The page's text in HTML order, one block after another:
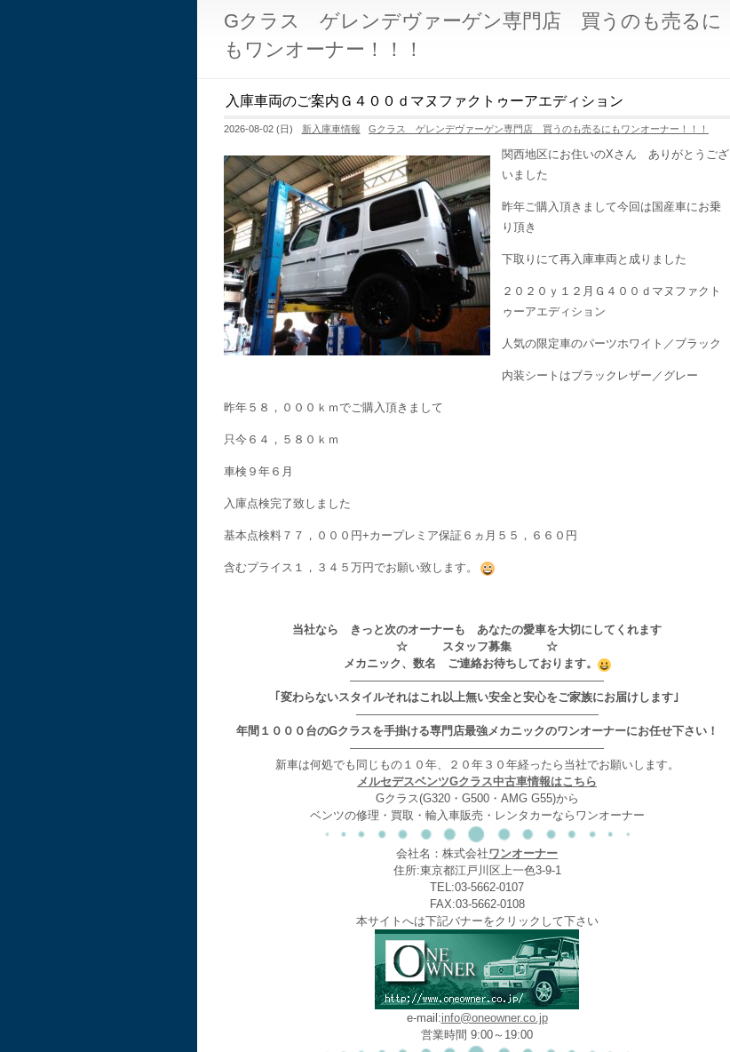
Gクラス ゲレンデヴァーゲン専門店 買うのも売るに
もワンオーナー！！！
入庫車両のご案内Ｇ４００ｄマヌファクトゥーアエディション
2026-08-02 (日) 新入庫車情報 Gクラス ゲレンデヴァーゲン専門店 買うのも売るにもワンオーナー！！！
関西地区にお住いのXさん ありがとうござ
いました
昨年ご購入頂きまして今回は国産車にお乗
り頂き
下取りにて再入庫車両と成りました
２０２０ｙ１２月Ｇ４００ｄマヌファクト
ゥーアエディション
人気の限定車のパーツホワイト／ブラック
内装シートはブラックレザー／グレー
昨年５８，０００ｋｍでご購入頂きまして
只今６４，５８０ｋｍ
車検９年６月
入庫点検完了致しました
基本点検料７７，０００円+カープレミア保証６ヵ月５５，６６０円
含むプライス１，３４５万円でお願い致します。
当社なら きっと次のオーナーも あなたの愛車を大切にしてくれます
☆ スタッフ募集 ☆
メカニック、数名 ご連絡お待ちしております。
——————————————————————
｢変わらないスタイルそれはこれ以上無い安全と安心をご家族にお届けします｣
—————————————————————
年間１０００台のGクラスを手掛ける専門店最強メカニックのワンオーナーにお任せ下さい！
——————————————————————
新車は何処でも同じもの１０年、２０年３０年経ったら当社でお願いします。
メルセデスベンツGクラス中古車情報はこちら
Gクラス(G320・G500・AMG G55)から
ベンツの修理・買取・輸入車販売・レンタカーならワンオーナー
会社名：株式会社ワンオーナー
住所:東京都江戸川区上一色3-9-1
TEL:03-5662-0107
FAX:03-5662-0108
本サイトへは下記バナーをクリックして下さい
e-mail:info@oneowner.co.jp
営業時間 9:00～19:00